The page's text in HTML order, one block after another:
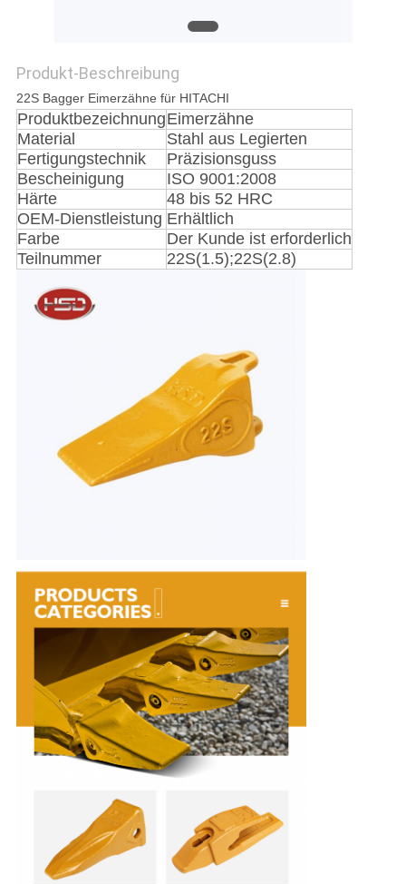
PRIVACY
POLICY
Produkt-Beschreibung
22S Bagger Eimerzähne für HITACHI
ProduktbezeichnungEimerzähne
Material
Stahl aus Legierten
Fertigungstechnik
Präzisionsguss
Bescheinigung
ISO 9001:2008
Härte
48 bis 52 HRC
OEM-Dienstleistung Erhältlich
Farbe
Der Kunde ist erforderlich
Teilnummer
22S(1.5);22S(2.8)